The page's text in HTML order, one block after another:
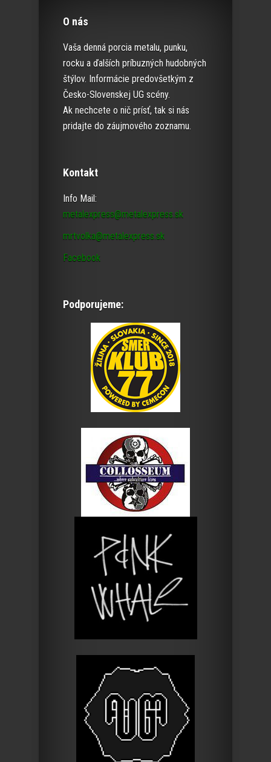
O nás
Vaša denná porcia metalu, punku,
rocku a ďalších príbuzných hudobných
štýlov. Informácie predovšetkým z
Česko-Slovenskej UG scény.
Ak nechcete o nič prísť, tak si nás
pridajte do záujmového zoznamu.
Kontakt
Info Mail:
metalexpress@metalexpress.sk
mrtvolka@metalexpress.sk
Facebook
Podporujeme: